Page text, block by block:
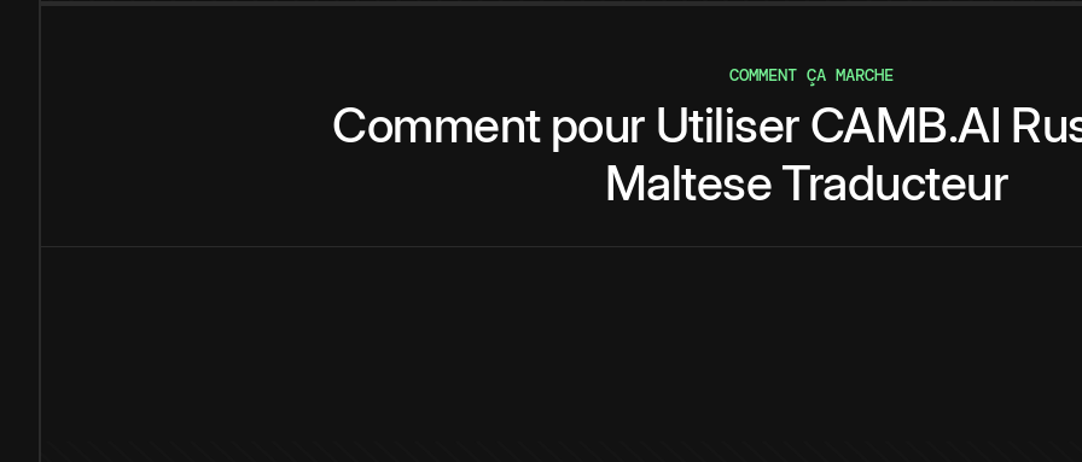
COMMENT ÇA MARCHE
Comment pour Utiliser CAMB.AI
MalteseTraducteur